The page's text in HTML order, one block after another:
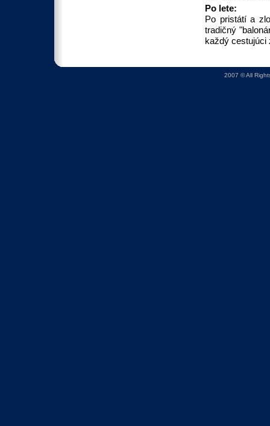
Po lete:
Po pristátí a
tradičný
každý cestujúci
2007 © All